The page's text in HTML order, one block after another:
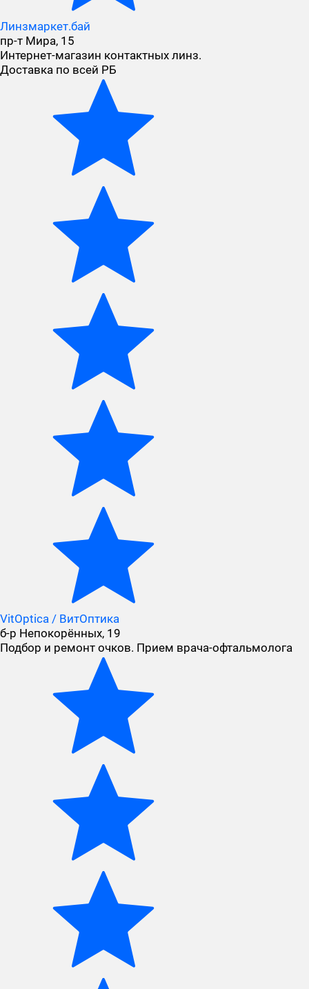
Линзмаркет.бай
пр-т Мира, 15
Интернет-магазин контактных линз.
Доставка по всей РБ
VitOptica / ВитОптика
б-р Непокорённых, 19
Подбор и ремонт очков. Прием врача-офтальмолога